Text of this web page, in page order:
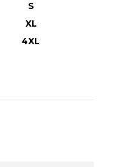
S
XL
4XL